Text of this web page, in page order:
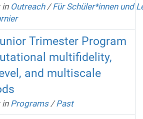
in Outreach /Für Schüler*innen und
Trimester Program
multifidelity,
and multiscale
in Programs /Past